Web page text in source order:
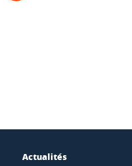
Actualités